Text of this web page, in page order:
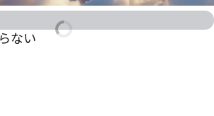
ない